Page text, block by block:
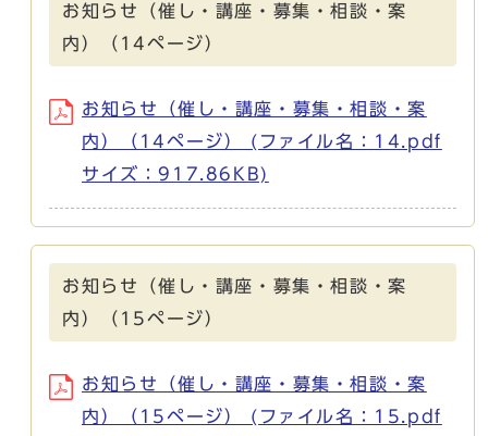
お知らせ（催し・講座・募集・相談・案
内）（14ページ）
お知らせ（催し・講座・募集・相談・案
内）（14ページ） (ファイル名：14.pdf
サイズ：917.86KB)
お知らせ（催し・講座・募集・相談・案
内）（15ページ）
お知らせ（催し・講座・募集・相談・案
内）（15ページ） (ファイル名：15.pdf